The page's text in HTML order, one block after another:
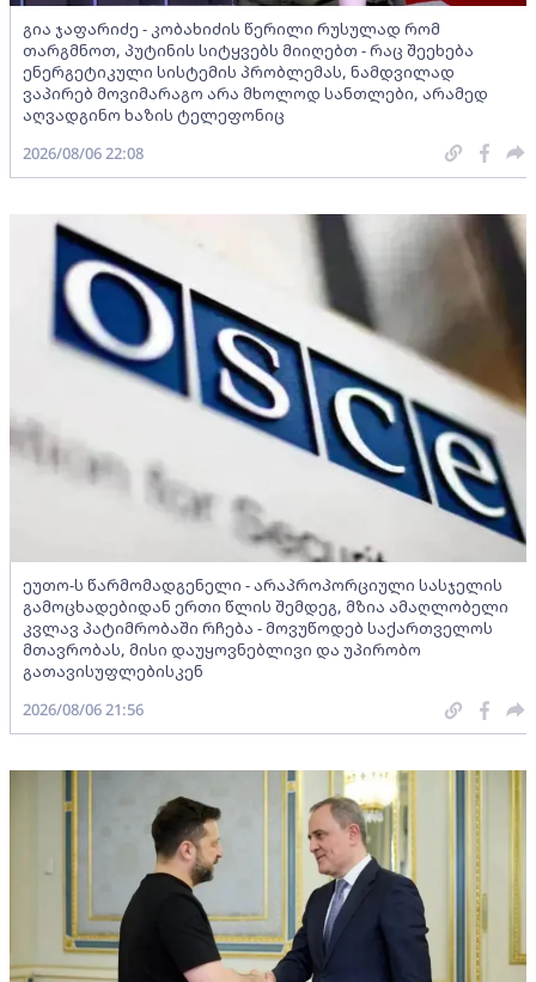
გია ჯაფარიძე - კობახიძის წერილი რუსულად რომ
თარგმნოთ, პუტინის სიტყვებს მიიღებთ - რაც შეეხება
ენერგეტიკული სისტემის პრობლემას, ნამდვილად
ვაპირებ მოვიმარაგო არა მხოლოდ სანთლები, არამედ
აღვადგინო ხაზის ტელეფონიც
2026/08/06 22:08
ეუთო-ს წარმომადგენელი - არაპროპორციული სასჯელის
გამოცხადებიდან ერთი წლის შემდეგ, მზია ამაღლობელი
კვლავ პატიმრობაში რჩება - მოვუწოდებ საქართველოს
მთავრობას, მისი დაუყოვნებლივი და უპირობო
გათავისუფლებისკენ
2026/08/06 21:56